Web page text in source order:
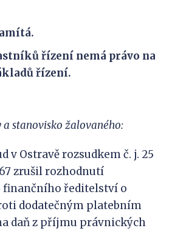
řízení nemá právo na
řízení.
stanovisko žalovaného:
v Ostravě rozsudkem č. j. 25
zrušil rozhodnutí
finančního ředitelství o
dodatečným platebním
daň z příjmu právnických